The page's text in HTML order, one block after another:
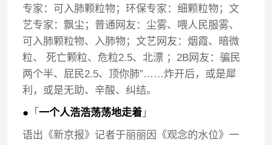
专家：可入肺颗粒物；环保专家：细颗粒物；文
艺专家：飘尘；普通网友：尘雾、喂人民服雾、
可入肺颗粒物、入肺物；文艺网友：烟霞、暗微
粒、 死亡颗粒、危粒2.5、北漂 ；2B网友：骗民
两个半、屁民2.5、顶你肺”……炸开后，或是犀
利，或是无助、辛酸、纠结。
● 「一个人浩浩荡荡地走着 」
语出《新京报》记者于丽丽因《观念的水位》一